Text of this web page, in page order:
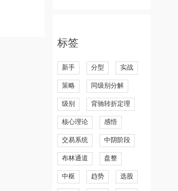
标签
新手 分型 实战
策略 同级别分解
级别 背驰转折定理
核心理论 感悟
交易系统 中阴阶段
布林通道 盘整
中枢 趋势 选股